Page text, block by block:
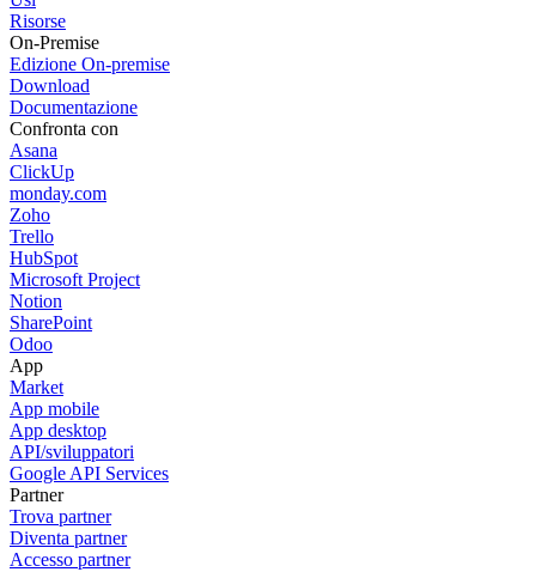
Risorse
On-Premise
Edizione On-premise
Download
Documentazione
Confronta con
Asana
ClickUp
monday.com
Zoho
Trello
HubSpot
Microsoft Project
Notion
SharePoint
Odoo
App
Market
App mobile
App desktop
API/sviluppatori
Google API Services
Partner
Trova partner
Diventa partner
Accesso partner